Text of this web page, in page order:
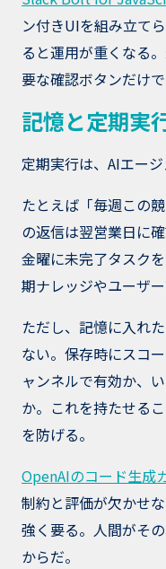
ン付きUIを組み立て
ると運用が重くなる
要な確認ボタンだけで
記憶と定期実
定期実行は、AIエー
たとえば「毎週この
の返信は翌営業日に
金曜に未完了タスク
期ナレッジやユーザ
ただし、記憶に入れ
ない。保存時にスコ
ャンネルで有効か、
か。これを持たせる
を防げる。
OpenAIのコード生成
制約と評価が欠かせ
強く要る。人間がそ
からだ。